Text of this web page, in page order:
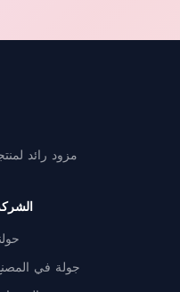
مزود رائد
جولة في